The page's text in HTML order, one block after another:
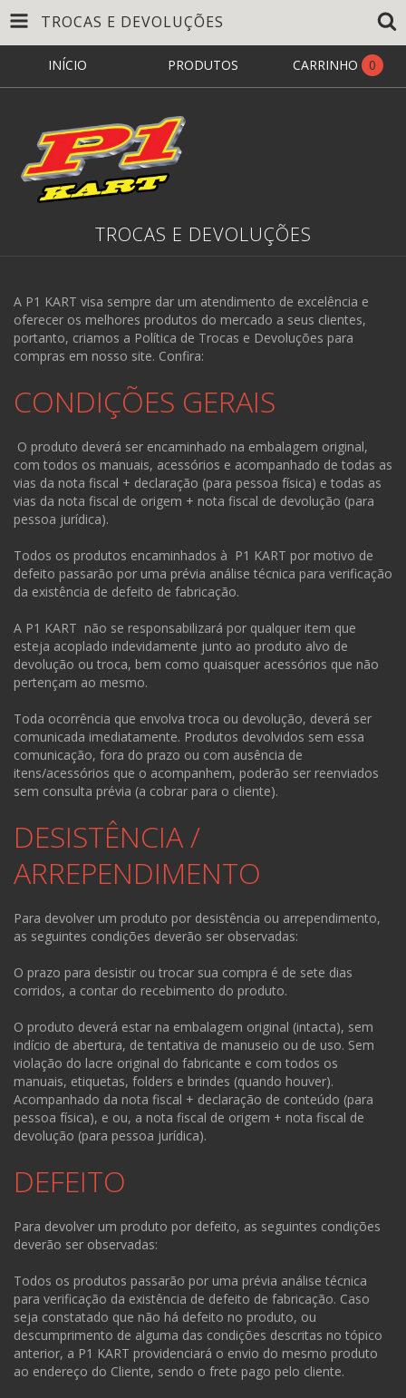
TROCAS E DEVOLUÇÕES
INÍCIO PRODUTOS CARRINHO 0
TROCAS E DEVOLUÇÕES
A P1 KART visa sempre dar um atendimento de excelência e
oferecer os melhores produtos do mercado a seus clientes,
portanto, criamos a Política de Trocas e Devoluções para
compras em nosso site. Confira:
CONDIÇÕES GERAIS
O produto deverá ser encaminhado na embalagem original,
com todos os manuais, acessórios e acompanhado de todas as
vias da nota fiscal + declaração (para pessoa física) e todas as
vias da nota fiscal de origem + nota fiscal de devolução (para
pessoa jurídica).
Todos os produtos encaminhados à P1 KART por motivo de
defeito passarão por uma prévia análise técnica para verificação
da existência de defeito de fabricação.
A P1 KART não se responsabilizará por qualquer item que
esteja acoplado indevidamente junto ao produto alvo de
devolução ou troca, bem como quaisquer acessórios que não
pertençam ao mesmo.
Toda ocorrência que envolva troca ou devolução, deverá ser
comunicada imediatamente. Produtos devolvidos sem essa
comunicação, fora do prazo ou com ausência de
itens/acessórios que o acompanhem, poderão ser reenviados
sem consulta prévia (a cobrar para o cliente).
DESISTÊNCIA /
ARREPENDIMENTO
Para devolver um produto por desistência ou arrependimento,
as seguintes condições deverão ser observadas:
O prazo para desistir ou trocar sua compra é de sete dias
corridos, a contar do recebimento do produto.
O produto deverá estar na embalagem original (intacta), sem
indício de abertura, de tentativa de manuseio ou de uso. Sem
violação do lacre original do fabricante e com todos os
manuais, etiquetas, folders e brindes (quando houver).
Acompanhado da nota fiscal + declaração de conteúdo (para
pessoa física), e ou, a nota fiscal de origem + nota fiscal de
devolução (para pessoa jurídica).
DEFEITO
Para devolver um produto por defeito, as seguintes condições
deverão ser observadas:
Todos os produtos passarão por uma prévia análise técnica
para verificação da existência de defeito de fabricação. Caso
seja constatado que não há defeito no produto, ou
descumprimento de alguma das condições descritas no tópico
anterior, a P1 KART providenciará o envio do mesmo produto
ao endereço do Cliente, sendo o frete pago pelo cliente.